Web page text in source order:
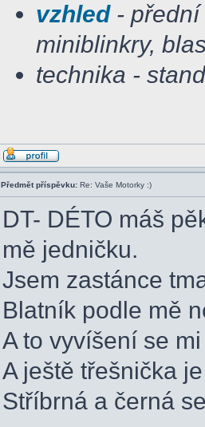
vzhled- přední
miniblinkry,
technika -
Předmět příspěvku: Re: Vaše Motorky :)
DT- DÉTO máš
mě jedničku.
Jsem zastánce
Blatník podle mě
A to vyvíšení se
A ještě třešnička
Stříbrná a černá